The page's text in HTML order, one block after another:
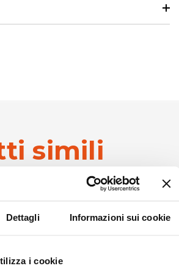
Dettagli Informazioni sui cookie
i cookie
simili